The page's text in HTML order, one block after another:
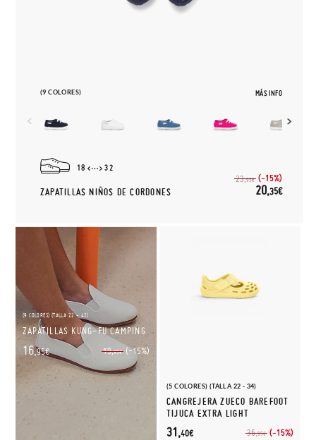
(9 COLORES) MÁS INFO
18 32
ZAPATILLAS NIÑOS DE CORDONES
23,95€ (-15%)
20,35€
(9 COLORES) (TALLA 22 - 42)
ZAPATILLAS KUNG-FU CAMPING
19,95€ (-15%)
16,95€
(5 COLORES) (TALLA 22 - 34)
CANGREJERA ZUECO BAREFOOT
TIJUCA EXTRA LIGHT
36,95€ (-15%)
31,40€